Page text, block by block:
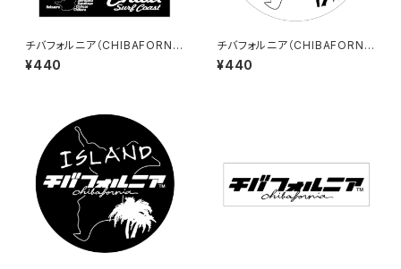
チバフォルニア（CHIBAFORNI
A）ステッカーC（Black）
¥440
チバフォルニア（CHIBAFORNI
A）ステッカーD（White）
¥440